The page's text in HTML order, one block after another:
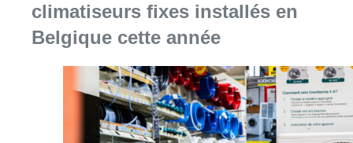
climatiseurs fixes installés en
Belgique cette année